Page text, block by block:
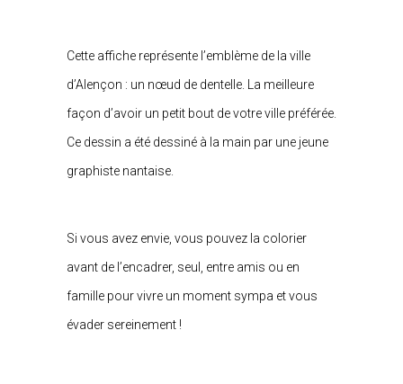
Cette affiche représente l’emblème de la ville
d’Alençon : un nœud de dentelle. La meilleure
façon d’avoir un petit bout de votre ville préférée.
Ce dessin a été dessiné à la main par une jeune
graphiste nantaise.
Si vous avez envie, vous pouvez la colorier
avant de l’encadrer, seul, entre amis ou en
famille pour vivre un moment sympa et vous
évader sereinement !